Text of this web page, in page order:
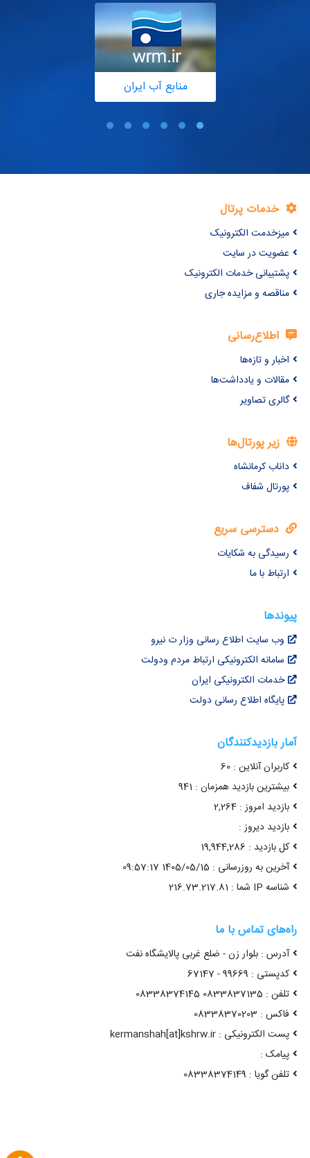
منابع آب ایران
خدمات پرتال
میزخدمت الکترونیک
عضویت در سایت
پشتیبانی خدمات الکترونیک
مناقصه و مزایده جاری
اطلاع‌رسانی
اخبار و تازه‌ها
مقالات و یادداشت‌ها
گالری تصاویر
زیر پورتال‌ها
داناب کرمانشاه
پورتال شفاف
دسترسی سریع
رسیدگی به شکایات
ارتباط با ما
پیوندها
وب سایت اطلاع رسانی وزار ت نیرو
سامانه الکترونیکی ارتباط مردم ودولت
خدمات الکترونیکی ایران
پایگاه اطلاع رسانی دولت
آمار بازدیدکنندگان
کاربران آنلاین : 60
بیشترین بازدید همزمان : 941
بازدید امروز : 2,264
بازدید دیروز :
کل بازدید : 19,944,286
آخرین به روزرسانی : 1405/05/15 09:57:17
شناسه IP شما : 216.73.217.81
راه‌های تماس با ما
آدرس : بلوار زن - ضلع غربی پالایشگاه نفت
کدپستی : 99669 - 67147
تلفن : 0833837135 08338374145
فاکس : 08338370203
پست الکترونیکی : kermanshah[at]kshrw.ir
پیامک :
تلفن گویا : 08338374149